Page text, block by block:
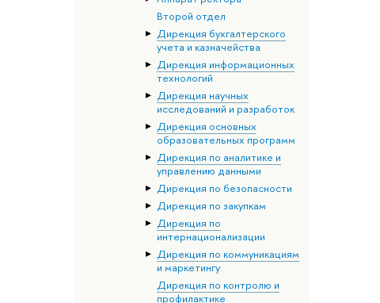
Второй отдел
Дирекция бухгалтерского
учета и казначейства
Дирекция информационных
технологий
Дирекция научных
исследований и разработок
Дирекция основных
образовательных программ
Дирекция по аналитике и
управлению данными
Дирекция по безопасности
Дирекция по закупкам
Дирекция по
интернационализации
Дирекция по коммуникациям
и маркетингу
Дирекция по контролю и
профилактике